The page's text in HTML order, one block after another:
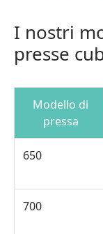
I nostri
presse
Modello di
pressa
650
700